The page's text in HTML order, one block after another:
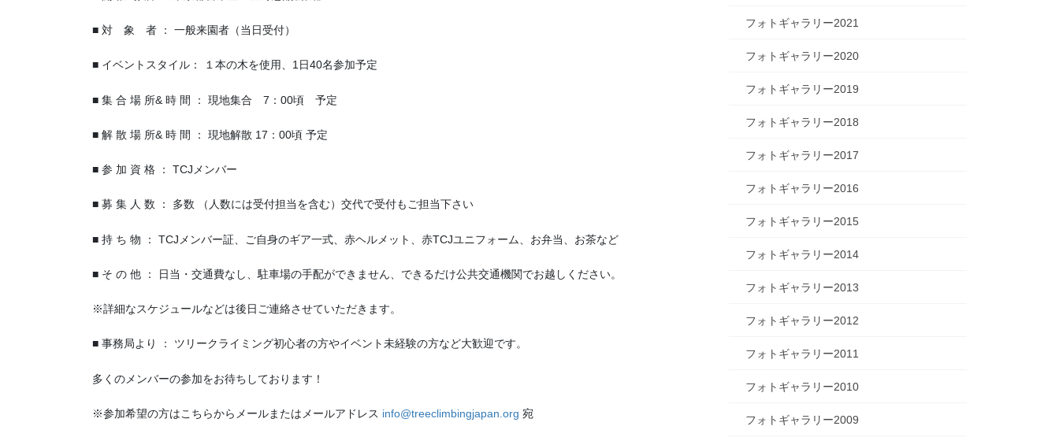
■ 対 象 者 ： 一般来園者（当日受付）
■ イベントスタイル： １本の木を使用、1日40名参加予定
■ 集 合 場 所& 時 間 ： 現地集合 7：00頃 予定
■ 解 散 場 所& 時 間 ： 現地解散 17：00頃 予定
■ 参 加 資 格 ： TCJメンバー
■ 募 集 人 数 ： 多数 （人数には受付担当を含む）交代で受付もご担当下さい
■ 持 ち 物 ： TCJメンバー証、ご自身のギア一式、赤ヘルメット、赤TCJユニフォーム、お弁当、お茶など
■ そ の 他 ： 日当・交通費なし、駐車場の手配ができません、できるだけ公共交通機関でお越しください。
※詳細なスケジュールなどは後日ご連絡させていただきます。
■ 事務局より ： ツリークライミング初心者の方やイベント未経験の方など大歓迎です。
多くのメンバーの参加をお待ちしております！
※参加希望の方はこちらからメールまたはメールアドレス info@treeclimbingjapan.org 宛
フォトギャラリー2021
フォトギャラリー2020
フォトギャラリー2019
フォトギャラリー2018
フォトギャラリー2017
フォトギャラリー2016
フォトギャラリー2015
フォトギャラリー2014
フォトギャラリー2013
フォトギャラリー2012
フォトギャラリー2011
フォトギャラリー2010
フォトギャラリー2009